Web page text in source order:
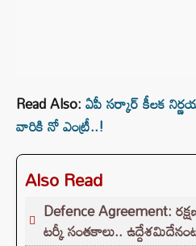
Read Also:ఏపీ సర్కార్‌ కీలక
వారికి నో ఎంట్రీ..!
Also Read
Defence Agreement:
టర్కీ సంతకాలు..